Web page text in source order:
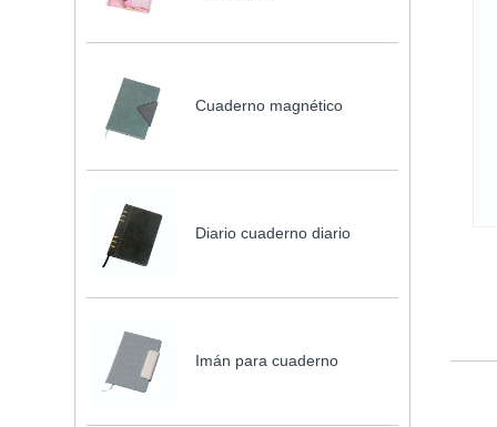
Cuaderno magnético
Diario cuaderno diario
Imán para cuaderno